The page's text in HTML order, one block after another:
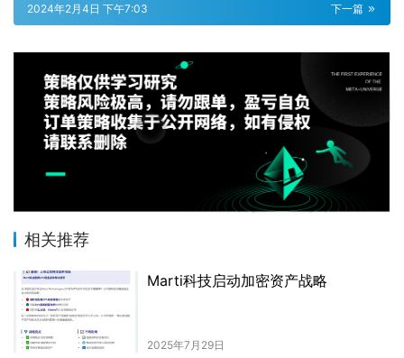
下一篇
2024年2月4日 下午7:03
相关推荐
Marti科技启动加密资产战略
2025年7月29日